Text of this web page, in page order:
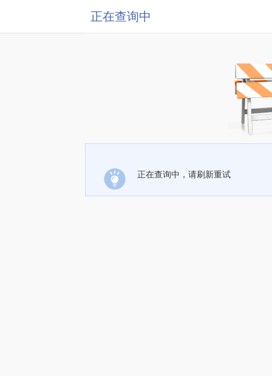
正在查询中
正在查询中，请刷新重试